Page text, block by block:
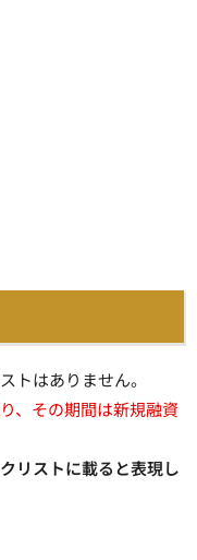
トはありません。
、その期間は新規融資
リストに載ると表現し